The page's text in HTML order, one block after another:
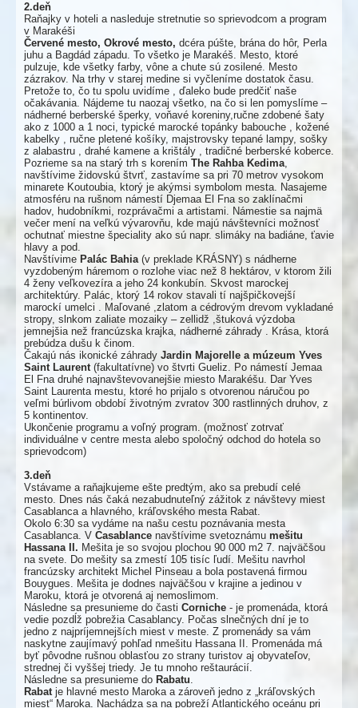
2.deň
Raňajky v hoteli a nasleduje stretnutie so sprievodcom a program
v Marakéši
Červené mesto, Okrové mesto, dcéra púšte, brána do hôr, Perla
juhu a Bagdád západu. To všetko je Marakéš. Mesto, ktoré
pulzuje, kde všetky farby, vône a chute sú zosilené. Mesto
zázrakov. Na trhy v starej medine si vyčleníme dostatok času.
Pretože to, čo tu spolu uvidíme , ďaleko bude predčiť naše
očakávania. Nájdeme tu naozaj všetko, na čo si len pomyslíme –
nádherné berberské šperky, voňavé koreniny,ručne zdobené šaty
ako z 1000 a 1 noci, typické marocké topánky babouche , kožené
kabelky , ručne pletené košíky, majstrovsky tepané lampy, sošky
z alabastru , drahé kamene a krištály , tradičné berberské koberce.
Pozrieme sa na starý trh s korením The Rahba Kedima,
navštívime židovskú štvrť, zastavíme sa pri 70 metrov vysokom
minarete Koutoubia, ktorý je akýmsi symbolom mesta. Nasajeme
atmosféru na rušnom námestí Djemaa El Fna so zaklínačmi
hadov, hudobníkmi, rozprávačmi a artistami. Námestie sa najmä
večer mení na veľkú vývarovňu, kde majú návštevníci možnosť
ochutnať miestne špeciality ako sú napr. slimáky na badiáne, ťavie
hlavy a pod.
Navštívime Palác Bahia(v preklade KRÁSNY) s nádherne
vyzdobeným háremom o rozlohe viac než 8 hektárov, v ktorom žili
4 ženy veľkovezíra a jeho 24 konkubín. Skvost marockej
architektúry. Palác, ktorý 14 rokov stavali tí najšpičkovejší
marockí umelci . Maľované ,zlatom a cédrovým drevom vykladané
stropy, slnkom zaliate mozaiky – zellidž ,štuková výzdoba
jemnejšia než francúzska krajka, nádherné záhrady . Krása, ktorá
prebúdza dušu k činom.
Čakajú nás ikonické záhrady Jardin Majorelle a múzeum Yves
Saint Laurent(fakultatívne) vo štvrti Gueliz. Po námestí Jemaa
El Fna druhé najnavštevovanejšie miesto Marakéšu. Dar Yves
Saint Laurenta mestu, ktoré ho prijalo s otvorenou náručou po
veľmi búrlivom období životným zvratov 300 rastlinných druhov, z
5 kontinentov.
Ukončenie programu a voľný program. (možnosť zotrvať
individuálne v centre mesta alebo spoločný odchod do hotela so
sprievodcom)
3.deň
Vstávame a raňajkujeme ešte predtým, ako sa prebudí celé
mesto. Dnes nás čaká nezabudnuteľný zážitok z návštevy miest
Casablanca a hlavného, kráľovského mesta Rabat.
Okolo 6:30 sa vydáme na našu cestu poznávania mesta
Casablanca. V Casablance navštívime svetoznámu mešitu
Hassana II. Mešita je so svojou plochou 90 000 m2 7. najväčšou
na svete. Do mešity sa zmestí 105 tisíc ľudí. Mešitu navrhol
francúzsky architekt Michel Pinseau a bola postavená firmou
Bouygues. Mešita je dodnes najväčšou v krajine a jedinou v
Maroku, ktorá je otvorená aj nemoslimom.
Následne sa presunieme do časti Corniche - je promenáda, ktorá
vedie pozdĺž pobrežia Casablancy. Počas slnečných dní je to
jedno z najpríjemnejších miest v meste. Z promenády sa vám
naskytne zaujímavý pohľad nmešitu Hassana II. Promenáda má
byť pôvodne rušnou oblasťou zo strany turistov aj obyvateľov,
strednej či vyššej triedy. Je tu mnoho reštaurácií.
Následne sa presunieme do Rabatu.
Rabat je hlavné mesto Maroka a zároveň jedno z „kráľovských
miest“ Maroka. Nachádza sa na pobreží Atlantického oceánu pri